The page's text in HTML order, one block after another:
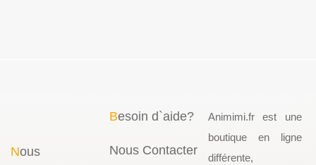
Nous
Besoin d`aide?
Nous Contacter
Animimi.fr est une
boutique en ligne
différente,